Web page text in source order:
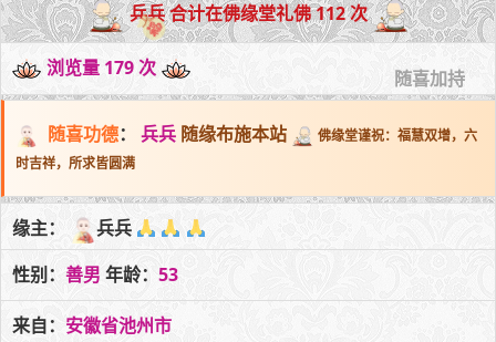
兵兵 合计在佛缘堂礼佛 112 次
浏览量 179 次 随喜加持
随喜功德： 兵兵 随缘布施本站
佛缘堂谨祝：福慧双增，六
时吉祥，所求皆圆满
缘主：
兵兵
性别： 善男 年龄： 53
来自： 安徽省池州市